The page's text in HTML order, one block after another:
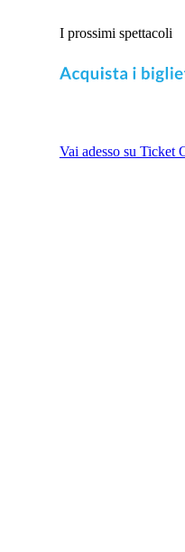
I prossimi spettacoli
Vai adesso su Ticket